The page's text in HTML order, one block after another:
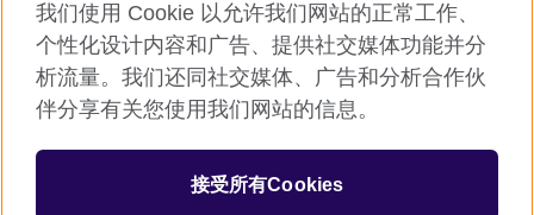
Cookie
网站地图
ICP number: 京ICP备10044692号-8
京公网安备11010502045859号
我们使用 Cookie 以允许我们网站的正常工作、
个性化设计内容和广告、提供社交媒体功能并分
析流量。我们还同社交媒体、广告和分析合作伙
伴分享有关您使用我们网站的信息。
接受所有Cookies